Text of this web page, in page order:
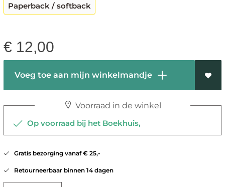
Paperback / softback
€ 12,00
Voeg toe aan mijn winkelmandje
Voorraad in de winkel
Op voorraad bij het Boekhuis,
Gratis bezorging vanaf € 25,-
Retourneerbaar binnen 14 dagen